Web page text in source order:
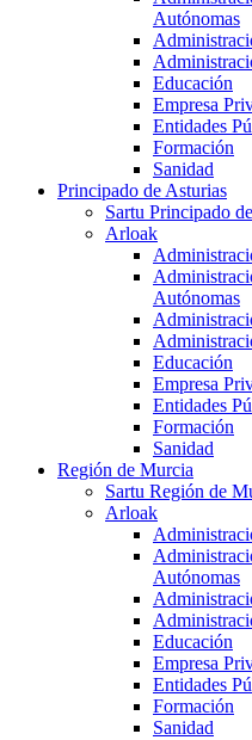
Autónomas
Educación
Empresa
Entidades
Formación
Sanidad
Principado de Asturias
Sartu Principado
Arloak
Autónomas
Educación
Empresa
Entidades
Formación
Sanidad
Región de Murcia
Sartu Región de
Arloak
Autónomas
Educación
Empresa
Entidades
Formación
Sanidad